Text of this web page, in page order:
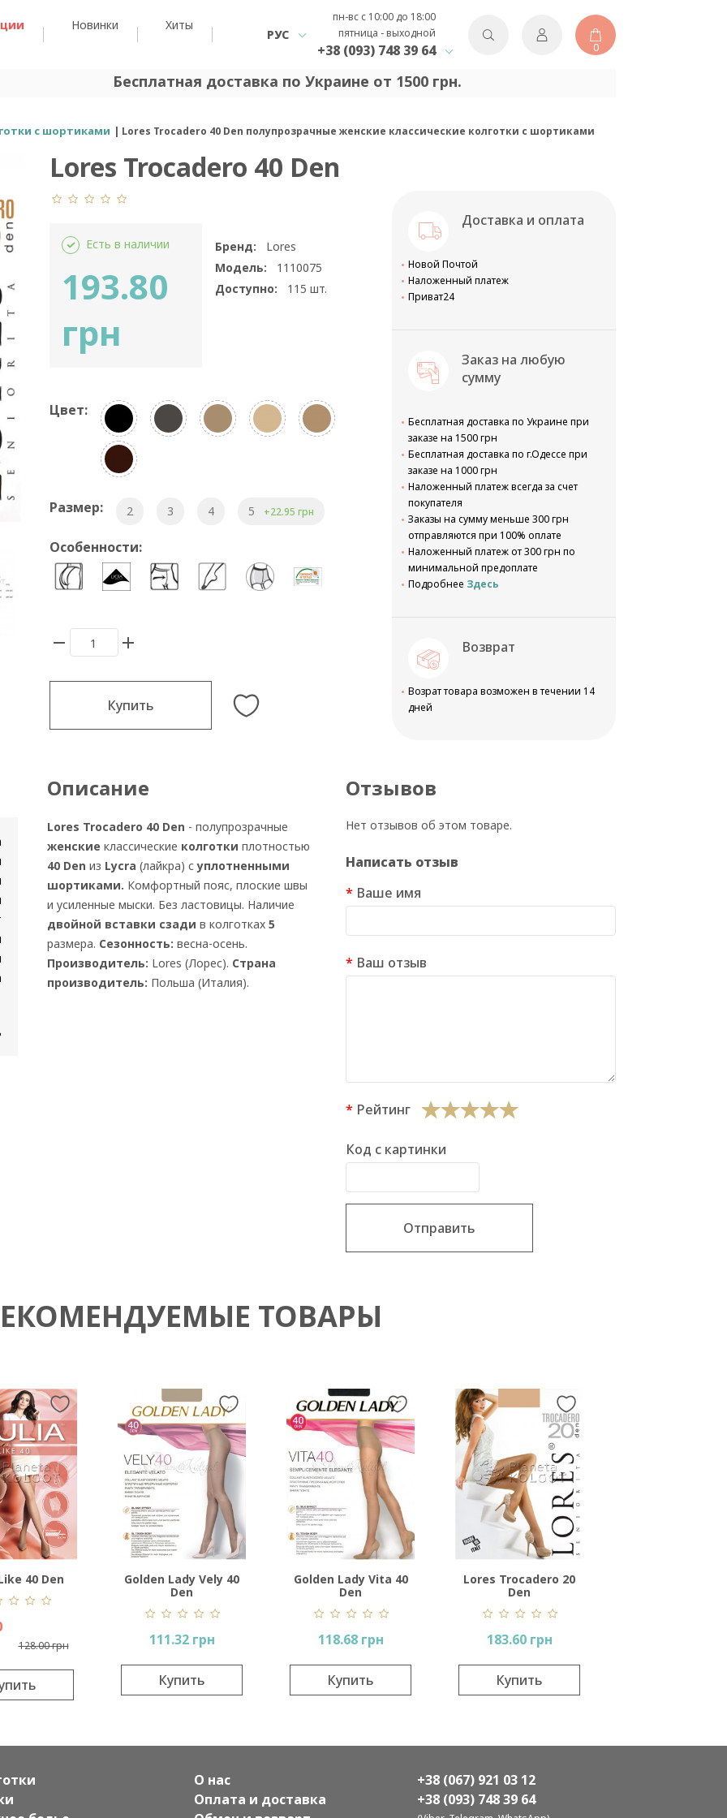
Новинки Хиты
РУС
пн-вс с 10:00 до 18:00
пятница - выходной
+38 (093) 748 39 64 0
Бесплатная доставка по Украине от 1500 грн.
с шортиками Lores Trocadero 40 Den полупрозрачные женские классические колготки с шортиками
Lores Trocadero 40 Den
Есть в наличии
193.80
грн
Бренд:
Lores
Модель:
1110075
Доступно:
115 шт.
Цвет:
Размер: 2 3 4 5 +22.95 грн
Особенности:
Купить
Доставка и оплата
Новой Почтой
Наложенный платеж
Приват24
Заказ на любую
сумму
Бесплатная доставка по Украине при
заказе на 1500 грн
Бесплатная доставка по г.Одессе при
заказе на 1000 грн
Наложенный платеж всегда за счет
покупателя
Заказы на сумму меньше 300 грн
отправляются при 100% оплате
Наложенный платеж от 300 грн по
минимальной предоплате
Подробнее Здесь
Возврат
Возрат товара возможен в течении 14
дней
Описание
Lores Trocadero 40 Den - полупрозрачные
женские классические колготки плотностью
40 Den из Lycra (лайкра) суплотненными
шортиками. Комфортный пояс, плоские швы
и усиленные мыски. Без ластовицы. Наличие
двойной вставки сзади в колготках5
размера. Сезонность: весна-осень.
Производитель: Lores (Лорес). Страна
производитель: Польша (Италия).
Отзывов
Нет отзывов об этом товаре.
Написать отзыв
Ваше имя
Ваш отзыв
Рейтинг
Код с картинки
Отправить
ТОВАРЫ
40 Den
128.00 грн
Golden Lady Vely 40
Den
111.32 грн
Купить
Golden Lady Vita 40
Den
118.68 грн
Купить
Lores Trocadero 20
Den
183.60 грн
Купить
О нас
Оплата и доставка
+38 (067) 921 03 12
+38 (093) 748 39 64